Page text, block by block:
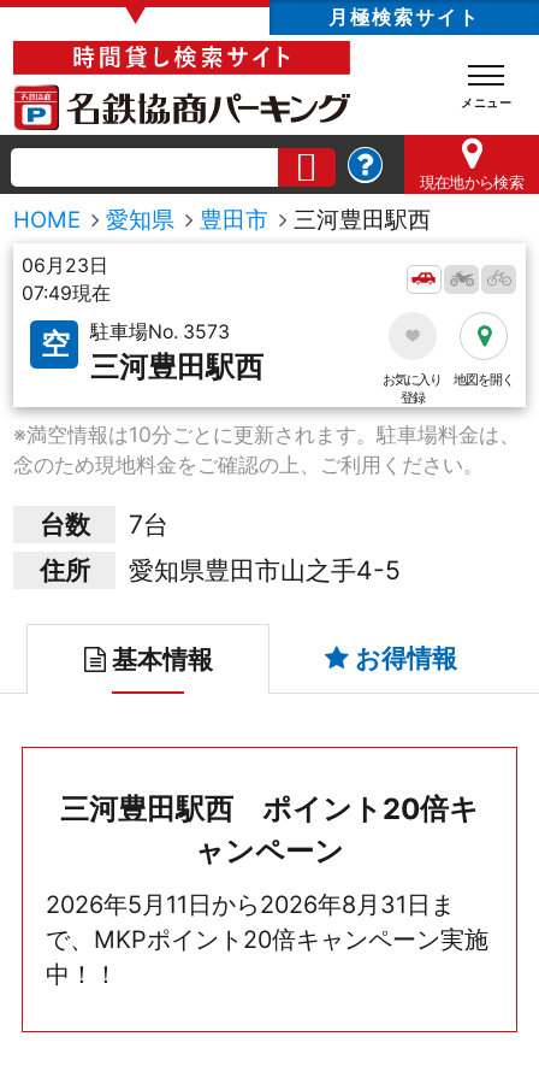
▼ 月極検索サイト
現在地から検索
HOME 愛知県 豊田市 三河豊田駅西
06月23日
07:49現在
空 駐車場No. 3573
三河豊田駅西
お気に入り
登録
地図を開く
※満空情報は10分ごとに更新されます。駐車場料金は、
念のため現地料金をご確認の上、ご利用ください。
台数
7台
住所
愛知県豊田市山之手4-5
基本情報 お得情報
三河豊田駅西 ポイント20倍キ
ャンペーン
2026年5月11日から2026年8月31日ま
で、MKPポイント20倍キャンペーン実施
中！！